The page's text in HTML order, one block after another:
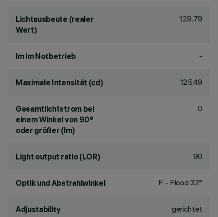
Lichtausbeute (realer
Wert)
129.79
lm im Notbetrieb -
Maximale Intensität (cd) 12549
Gesamtlichtstrom bei
einem Winkel von 90°
oder größer (lm)
0
Light output ratio (LOR) 90
Optik und Abstrahlwinkel F - Flood 32°
Adjustability gerichtet